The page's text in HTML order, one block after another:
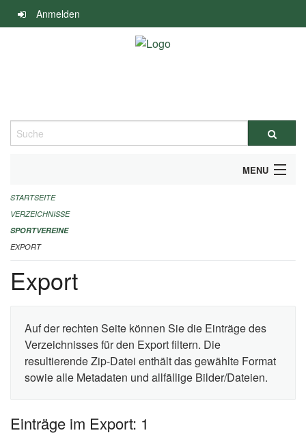
Navigation
überspringen
Anmelden
Suche
MENU
ALLGEMEINE INFORMATIONEN
FINANZIELLE UNTERSTÜTZUNG BENÖTIGT?
KONTAKT
STARTSEITE
VERZEICHNISSE
SPORTVEREINE
EXPORT
Export
Auf der rechten Seite können Sie die Einträge des
Verzeichnisses für den Export filtern. Die
resultierende Zip-Datei enthält das gewählte Format
sowie alle Metadaten und allfällige Bilder/Dateien.
Einträge im Export: 1